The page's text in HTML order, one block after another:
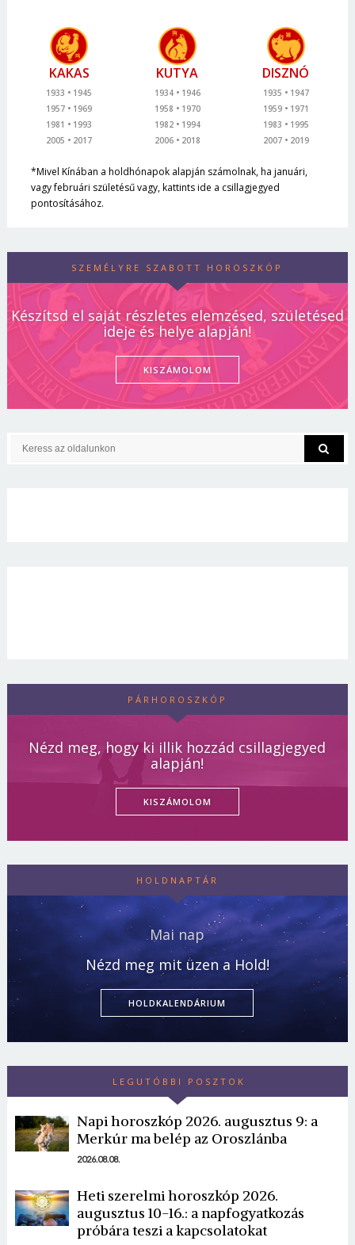
KAKAS
1933
1945
1957
1969
1981
1993
2005
2017
KUTYA
1934
1946
1958
1970
1982
1994
2006
2018
DISZNÓ
1935
1947
1959
1971
1983
1995
2007
2019
*Mivel Kínában a holdhónapok alapján számolnak, ha januári,
vagy februári születésű vagy, kattints ide a csillagjegyed
pontosításához.
SZEMÉLYRE SZABOTT HOROSZKÓP
Készítsd el saját részletes elemzésed, születésed
ideje és helye alapján!
KISZÁMOLOM
PÁRHOROSZKÓP
Nézd meg, hogy ki illik hozzád csillagjegyed
alapján!
KISZÁMOLOM
HOLDNAPTÁR
Mai nap
Nézd meg mit üzen a Hold!
HOLDKALENDÁRIUM
LEGUTÓBBI POSZTOK
Napi horoszkóp 2026. augusztus 9: a
Merkúr ma belép az Oroszlánba
2026.08.08.
Heti szerelmi horoszkóp 2026.
augusztus 10-16.: a napfogyatkozás
próbára teszi a kapcsolatokat
Borsonline bejelentkezés
E-mail cím vagy felhasználónév